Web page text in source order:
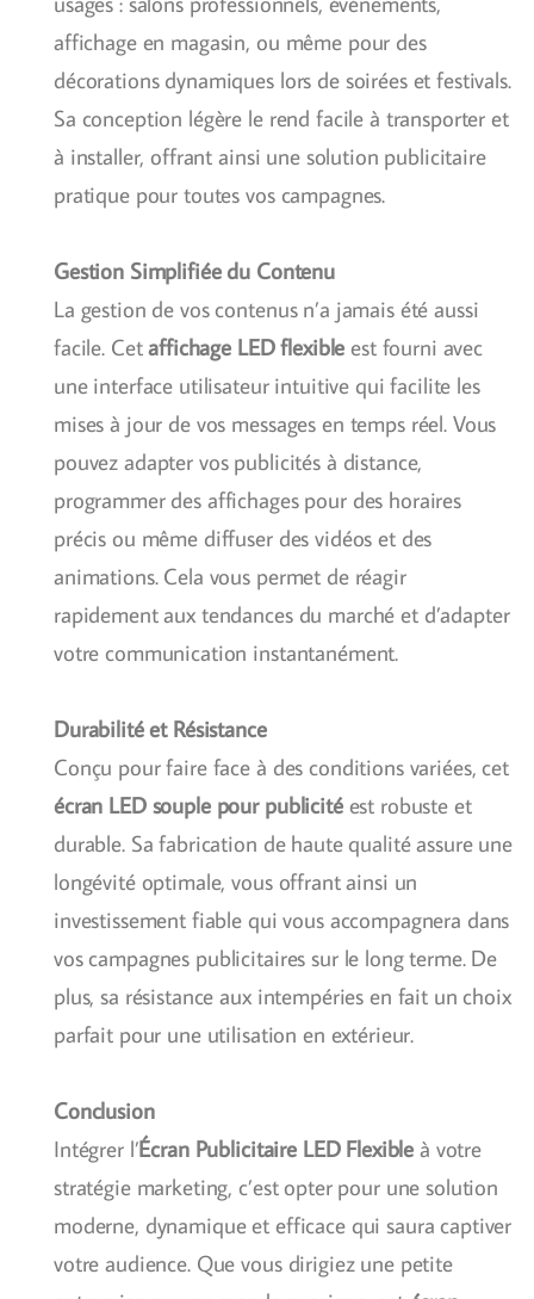
affichage en magasin, ou même pour des
décorations dynamiques lors de soirées et festivals.
Sa conception légère le rend facile à transporter et
à installer, offrant ainsi une solution publicitaire
pratique pour toutes vos campagnes.
Gestion Simplifiée du Contenu
La gestion de vos contenus n’a jamais été aussi
facile. Cetaffichage LED flexible est fourni avec
une interface utilisateur intuitive qui facilite les
mises à jour de vos messages en temps réel. Vous
pouvez adapter vos publicités à distance,
programmer des affichages pour des horaires
précis ou même diffuser des vidéos et des
animations. Cela vous permet de réagir
rapidement aux tendances du marché et d’adapter
votre communication instantanément.
Durabilité et Résistance
Conçu pour faire face à des conditions variées, cet
écran LED souple pour publicitéest robuste et
durable. Sa fabrication de haute qualité assure une
longévité optimale, vous offrant ainsi un
investissement fiable qui vous accompagnera dans
vos campagnes publicitaires sur le long terme. De
plus, sa résistance aux intempéries en fait un choix
parfait pour une utilisation en extérieur.
Conclusion
Intégrer l’Écran Publicitaire LED Flexible à votre
stratégie marketing, c’est opter pour une solution
moderne, dynamique et efficace qui saura captiver
votre audience. Que vous dirigiez une petite